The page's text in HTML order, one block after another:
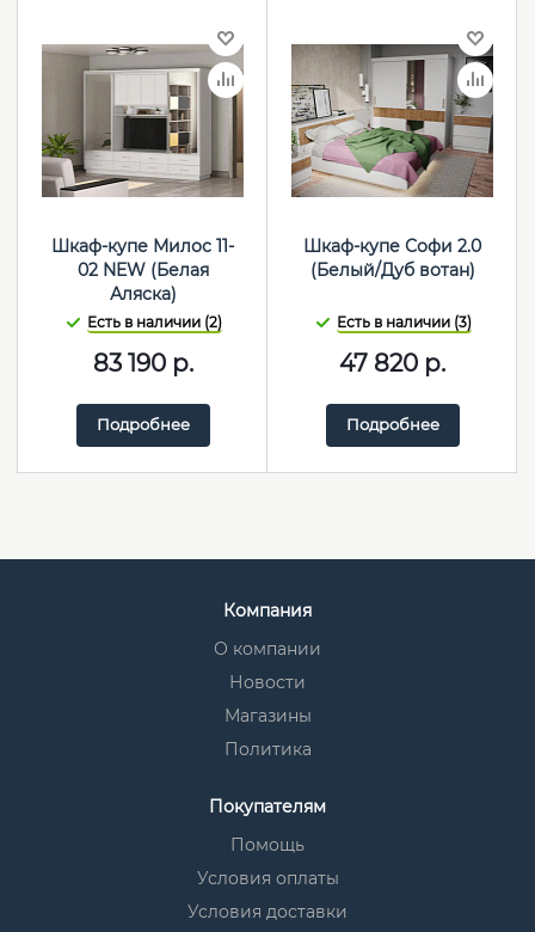
Шкаф-купе Милос 11-
02 NEW (Белая
Аляска)
Есть в наличии (2)
83 190р.
Подробнее
Шкаф-купе Софи 2.0
(Белый/Дуб вотан)
Есть в наличии (3)
47 820 р.
Подробнее
Компания
О компании
Новости
Магазины
Политика
Покупателям
Помощь
Условия оплаты
Условия доставки